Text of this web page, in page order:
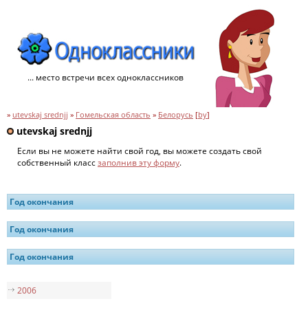
... место встречи всех одноклассников
» utevskaj srednjj » Гомельская область » Белорусь [by]
utevskaj srednjj
Если вы не можете найти свой год, вы можете создать свой
собственный классзаполнив эту форму.
Год окончания
Год окончания
Год окончания
2006